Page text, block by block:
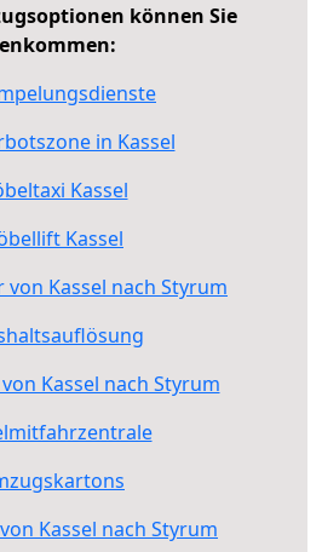
können Sie
in Kassel
Kassel
Kassel
Kassel nach Styrum
Kassel nach Styrum
Kassel nach Styrum